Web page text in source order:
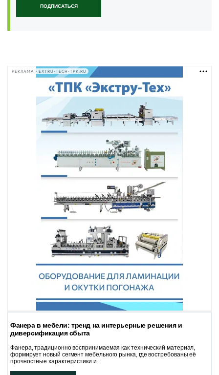
ПОДПИСАТЬСЯ
РЕКЛАМА • EXTRU-TECH-TPK.RU
Фанера в мебели: тренд на интерьерные решения и
диверсификация сбыта
Фанера, традиционно воспринимаемая как технический материал,
формирует новый сегмент мебельного рынка, где востребованы её
прочностные характеристики и...